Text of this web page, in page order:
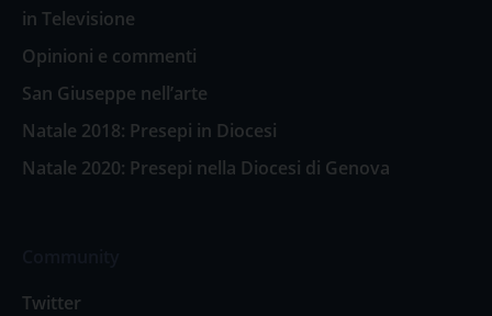
in Televisione
Opinioni e commenti
San Giuseppe nell’arte
Natale 2018: Presepi in Diocesi
Natale 2020: Presepi nella Diocesi di Genova
Twitter